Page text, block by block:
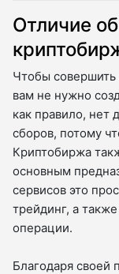
Отличие
Чтобы
вам не нужно
как правило, нет
сборов, потому
Криптобиржа
основным
сервисов это
трейдинг, а
операции.
Благодаря своей